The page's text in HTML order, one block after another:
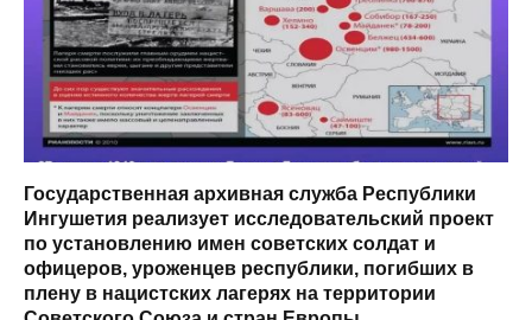
Государственная архивная служба Республики
Ингушетия реализует исследовательский проект
по установлению имен советских солдат и
офицеров, уроженцев республики, погибших в
плену в нацистских лагерях на территории